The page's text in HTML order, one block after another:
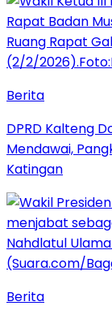
Berita
DPRD Kalteng
Mendawai,
Katingan
Berita